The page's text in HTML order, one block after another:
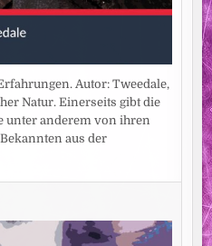
Autor: Tweedale,
Natur. Einerseits gibt die
unter anderem von ihren
aus der